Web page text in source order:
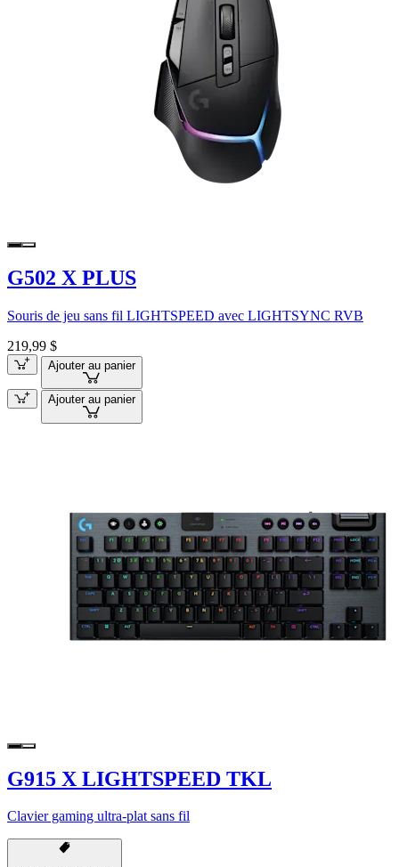
G502 X PLUS
Souris de jeu sans fil LIGHTSPEED avec LIGHTSYNC RVB
219,99 $
Ajouter au panier
Ajouter au panier
G915 X LIGHTSPEED TKL
Clavier gaming ultra-plat sans fil